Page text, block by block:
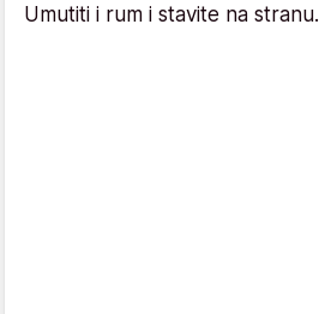
Umutiti i rum i stavite na stranu.